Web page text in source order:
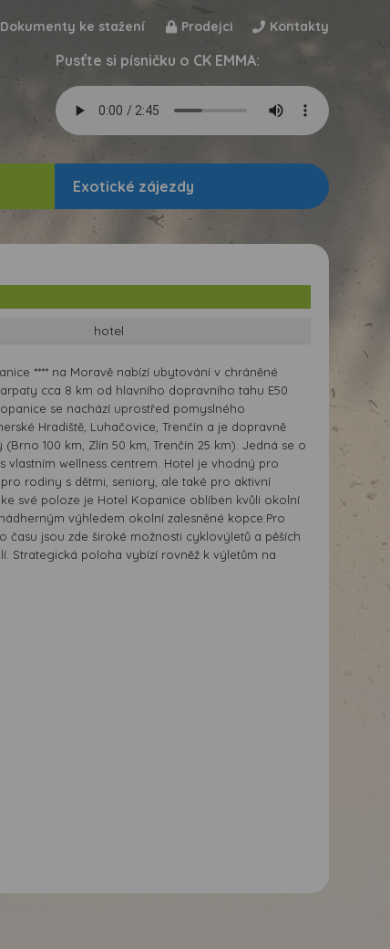
Dokumenty ke stažení Prodejci Kontakty
Pusťte si písničku o CK EMMA:
Exotické zájezdy
hotel
**** na Moravě nabízí ubytování v chráněné
cca 8 km od hlavního dopravního tahu E50
se nachází uprostřed pomyslného
Hradiště, Luhačovice, Trenčín a je dopravně
100 km, Zlín 50 km, Trenčín 25 km). Jedná se o
vlastním wellness centrem. Hotel je vhodný pro
rodiny s dětmi, seniory, ale také pro aktivní
své poloze je Hotel Kopanice oblíben kvůli okolní
výhledem okolní zalesněné kopce.Pro
času jsou zde široké možnosti cyklovýletů a pěších
Strategická poloha vybízí rovněž k výletům na